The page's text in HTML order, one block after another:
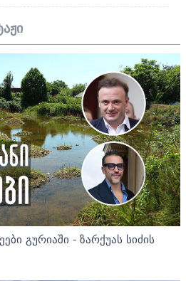
გურიაში - ზარქუას სიძის